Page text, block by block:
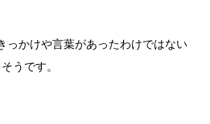
っかけや言葉があったわけではない
そうです。